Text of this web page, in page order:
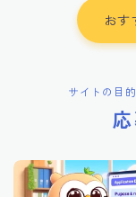
おす
サイトの目